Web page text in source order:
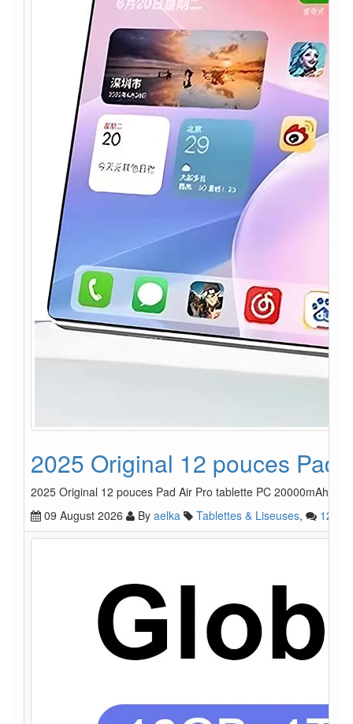
2025 Original 12 pouces Pad
2025 Original 12 pouces Pad Air Pro tablette PC 20000mAh
09 August 2026
By aelka Tablettes & Liseuses, 12